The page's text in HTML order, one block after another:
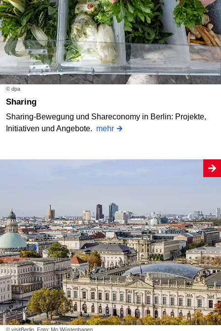
© dpa
Sharing
Sharing-Bewegung und Shareconomy in Berlin: Projekte,
Initiativen und Angebote. mehr
© visitBerlin, Foto: Mo Wüstenhagen